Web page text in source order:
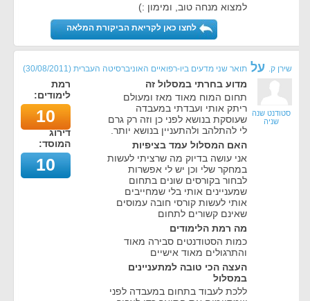
למצוא מנחה טוב, ומימון :)
לחצו כאן לקריאת הביקורת המלאה
שירן ק. על תואר שני מדעים ביו-רפואיים האוניברסיטה העברית (
30/08/2011
)
סטודנט שנה
שניה
מדוע בחרתי במסלול זה
תחום המוח מאוד מאז ומעולם
ריתק אותי ועבדתי במעבדה
שעוסקת בנושא לפני כן וזה רק גרם
לי להתלהב ולהתעניין בנושא יותר.
האם המסלול עמד בציפיות
אני עושה בדיוק מה שרציתי לעשות
במחקר שלי וכן יש לי אפשרות
לבחור בקורסים שונים בתחום
שמעניינים אותי בלי שמחייבים
אותי לעשות קורסי חובה עמוסים
שאינם קשורים לתחום
מה רמת הלימודים
כמות הסטודנטים סבירה מאוד
והתרגולים מאוד אישיים
העצה הכי טובה למתעניינים
במסלול
ללכת לעבוד בתחום במעבדה לפני
רמת
לימודים:
10
דירוג
המוסד:
10